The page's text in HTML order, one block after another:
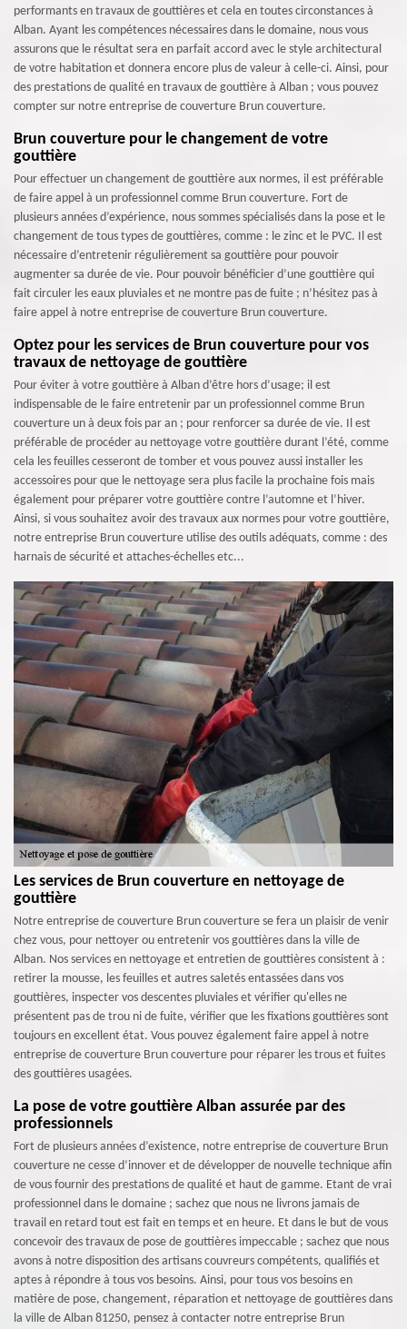
performants en travaux de gouttières et cela en toutes circonstances à
Alban. Ayant les compétences nécessaires dans le domaine, nous vous
assurons que le résultat sera en parfait accord avec le style architectural
de votre habitation et donnera encore plus de valeur à celle-ci. Ainsi, pour
des prestations de qualité en travaux de gouttière à Alban ; vous pouvez
compter sur notre entreprise de couverture Brun couverture.
Brun couverture pour le changement de votre
gouttière
Pour effectuer un changement de gouttière aux normes, il est préférable
de faire appel à un professionnel comme Brun couverture. Fort de
plusieurs années d’expérience, nous sommes spécialisés dans la pose et le
changement de tous types de gouttières, comme : le zinc et le PVC. Il est
nécessaire d’entretenir régulièrement sa gouttière pour pouvoir
augmenter sa durée de vie. Pour pouvoir bénéficier d’une gouttière qui
fait circuler les eaux pluviales et ne montre pas de fuite ; n’hésitez pas à
faire appel à notre entreprise de couverture Brun couverture.
Optez pour les services de Brun couverture pour vos
travaux de nettoyage de gouttière
Pour éviter à votre gouttière à Alban d’être hors d’usage; il est
indispensable de le faire entretenir par un professionnel comme Brun
couverture un à deux fois par an ; pour renforcer sa durée de vie. Il est
préférable de procéder au nettoyage votre gouttière durant l’été, comme
cela les feuilles cesseront de tomber et vous pouvez aussi installer les
accessoires pour que le nettoyage sera plus facile la prochaine fois mais
également pour préparer votre gouttière contre l’automne et l’hiver.
Ainsi, si vous souhaitez avoir des travaux aux normes pour votre gouttière,
notre entreprise Brun couverture utilise des outils adéquats, comme : des
harnais de sécurité et attaches-échelles etc...
Les services de Brun couverture en nettoyage de
gouttière
Notre entreprise de couverture Brun couverture se fera un plaisir de venir
chez vous, pour nettoyer ou entretenir vos gouttières dans la ville de
Alban. Nos services en nettoyage et entretien de gouttières consistent à :
retirer la mousse, les feuilles et autres saletés entassées dans vos
gouttières, inspecter vos descentes pluviales et vérifier qu'elles ne
présentent pas de trou ni de fuite, vérifier que les fixations gouttières sont
toujours en excellent état. Vous pouvez également faire appel à notre
entreprise de couverture Brun couverture pour réparer les trous et fuites
des gouttières usagées.
La pose de votre gouttière Alban assurée par des
professionnels
Fort de plusieurs années d’existence, notre entreprise de couverture Brun
couverture ne cesse d’innover et de développer de nouvelle technique afin
de vous fournir des prestations de qualité et haut de gamme. Etant de vrai
professionnel dans le domaine ; sachez que nous ne livrons jamais de
travail en retard tout est fait en temps et en heure. Et dans le but de vous
concevoir des travaux de pose de gouttières impeccable ; sachez que nous
avons à notre disposition des artisans couvreurs compétents, qualifiés et
aptes à répondre à tous vos besoins. Ainsi, pour tous vos besoins en
matière de pose, changement, réparation et nettoyage de gouttières dans
la ville de Alban 81250, pensez à contacter notre entreprise Brun